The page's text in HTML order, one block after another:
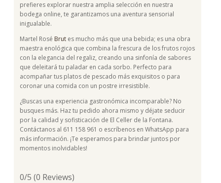
prefieres explorar nuestra amplia selección en nuestra
bodega online, te garantizamos una aventura sensorial
inigualable.
Martel Rosé Brut es mucho más que una bebida; es una obra
maestra enológica que combina la frescura de los frutos rojos
con la elegancia del regaliz, creando una sinfonía de sabores
que deleitará tu paladar en cada sorbo. Perfecto para
acompañar tus platos de pescado más exquisitos o para
coronar una comida con un postre irresistible.
¿Buscas una experiencia gastronómica incomparable? No
busques más. Haz tu pedido ahora mismo y déjate seducir
por la calidad y sofisticación de El Celler de la Fontana.
Contáctanos al 611 158 961 o escríbenos en WhatsApp para
más información. ¡Te esperamos para brindar juntos por
momentos inolvidables!
0/5 (0 Reviews)